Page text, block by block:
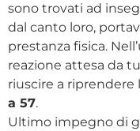
sono trovati ad
dal canto loro,
prestanza fisica.
reazione attesa da
riuscire a riprendere
a 57.
Ultimo impegno di